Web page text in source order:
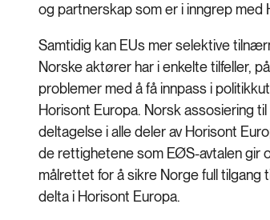
og partnerskap som er i inngrep med
Samtidig kan EUs mer selektive
Norske aktører har i enkelte tilfeller,
problemer med å få innpass i
Horisont Europa. Norsk assosiering
deltagelse i alle deler av Horisont
de rettighetene som EØS-avtalen gir
målrettet for å sikre Norge full tilgang
delta i Horisont Europa.